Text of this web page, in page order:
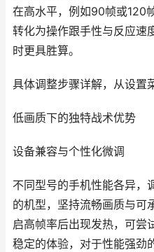
在高水平，例如90帧或120
转化为操作跟手性与反应速
时更具胜算。
具体调整步骤详解，从设置
低画质下的独特战术优势
设备兼容与个性化微调
不同型号的手机性能各异，
的机型，坚持流畅画质与可
启高帧率后出现发热，可尝
稳定的体验，对于性能强劲